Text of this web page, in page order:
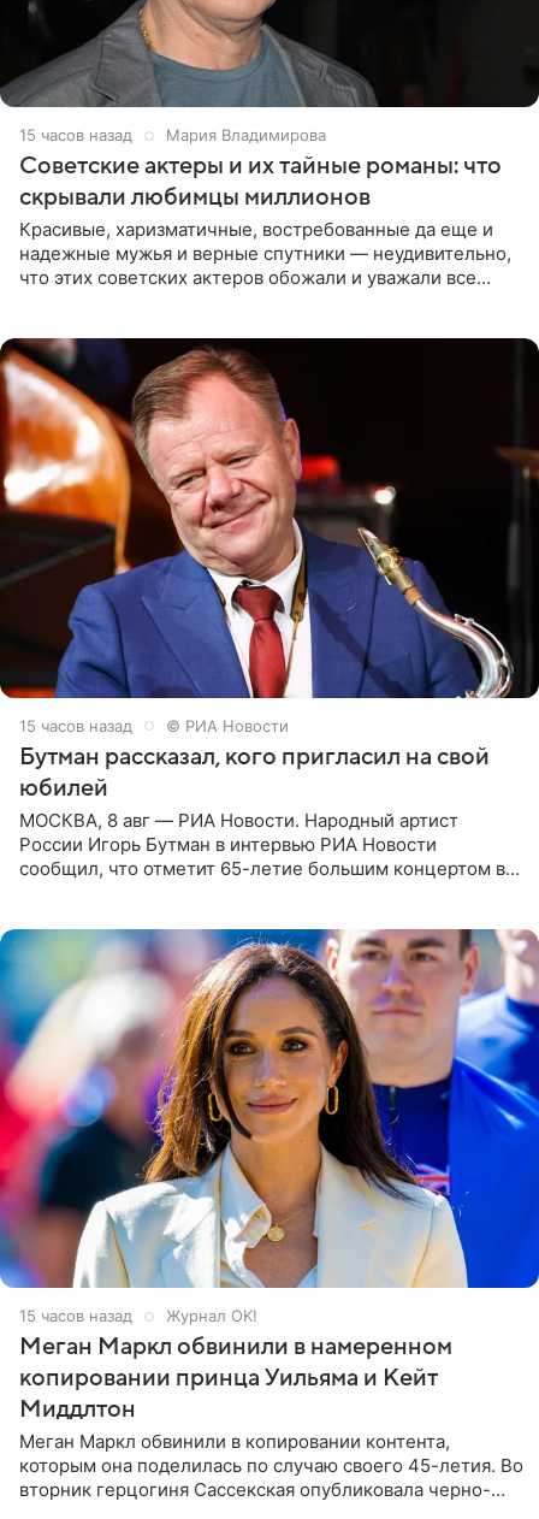
15 часов назад Мария Владимирова
Советские актеры и их тайные романы: что
скрывали любимцы миллионов
Красивые, харизматичные, востребованные да еще и
надежные мужья и верные спутники — неудивительно,
что этих советских актеров обожали и уважали все
15 часов назад © РИА Новости
Бутман рассказал, кого пригласил на свой
юбилей
МОСКВА, 8 авг — РИА Новости. Народный артист
России Игорь Бутман в интервью РИА Новости
сообщил, что отметит 65-летие большим концертом в
15 часов назад Журнал OK!
Меган Маркл обвинили в намеренном
копировании принца Уильяма и Кейт
Миддлтон
Меган Маркл обвинили в копировании контента,
которым она поделилась по случаю своего 45-летия. Во
вторник герцогиня Сассекская опубликовала черно-